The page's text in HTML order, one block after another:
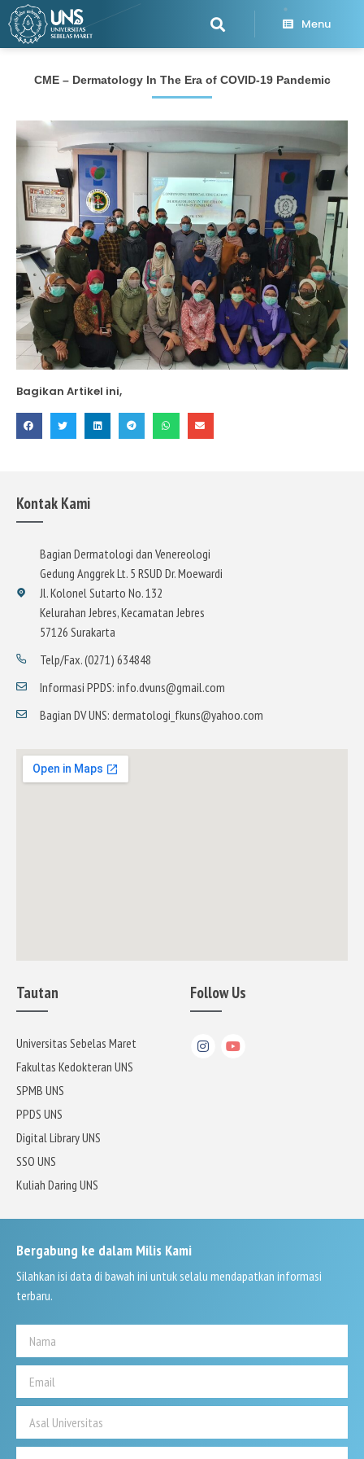
Menu
CME – Dermatology In The Era of COVID-19 Pandemic
Bagikan Artikel ini,
Kontak Kami
Bagian Dermatologi dan Venereologi
Gedung Anggrek Lt. 5 RSUD Dr. Moewardi
Jl. Kolonel Sutarto No. 132
Kelurahan Jebres, Kecamatan Jebres
57126 Surakarta
Telp/Fax. (0271) 634848
Informasi PPDS: info.dvuns@gmail.com
Bagian DV UNS: dermatologi_fkuns@yahoo.com
Tautan
Universitas Sebelas Maret
Fakultas Kedokteran UNS
SPMB UNS
PPDS UNS
Digital Library UNS
SSO UNS
Kuliah Daring UNS
Follow Us
Bergabung ke dalam Milis Kami
Silahkan isi data di bawah ini untuk selalu mendapatkan informasi
terbaru.